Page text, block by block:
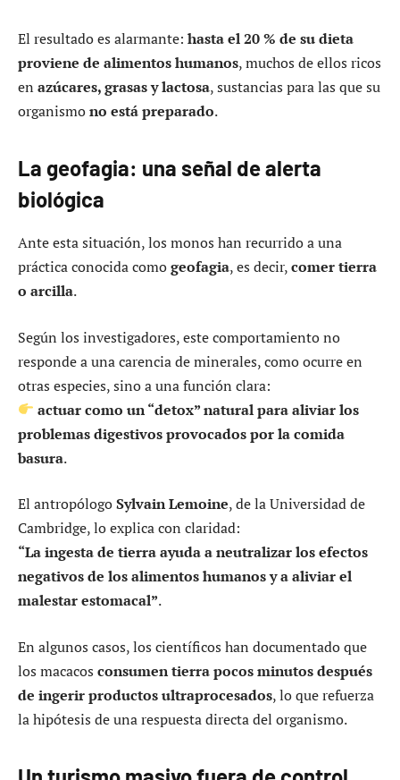
El resultado es alarmante: hasta el 20 % de su dieta
proviene de alimentos humanos, muchos de ellos ricos
en azúcares, grasas y lactosa, sustancias para las que su
organismono está preparado.
La geofagia: una señal de alerta
biológica
Ante esta situación, los monos han recurrido a una
práctica conocida comogeofagia, es decir,comer tierra
o arcilla.
Según los investigadores, este comportamiento no
responde a una carencia de minerales, como ocurre en
otras especies, sino a una función clara:
actuar como un “detox” natural para aliviar los
problemas digestivos provocados por la comida
basura.
El antropólogoSylvain Lemoine, de la Universidad de
Cambridge, lo explica con claridad:
“La ingesta de tierra ayuda a neutralizar los efectos
negativos de los alimentos humanos y a aliviar el
malestar estomacal”.
En algunos casos, los científicos han documentado que
los macacos consumen tierra pocos minutos después
de ingerir productos ultraprocesados, lo que refuerza
la hipótesis de una respuesta directa del organismo.